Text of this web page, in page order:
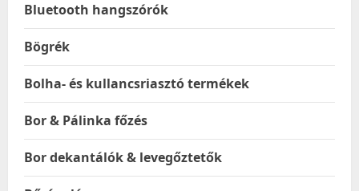
Bluetooth hangszórók
Bögrék
Bolha- és kullancsriasztó termékek
Bor & Pálinka főzés
Bor dekantálók & levegőztetők